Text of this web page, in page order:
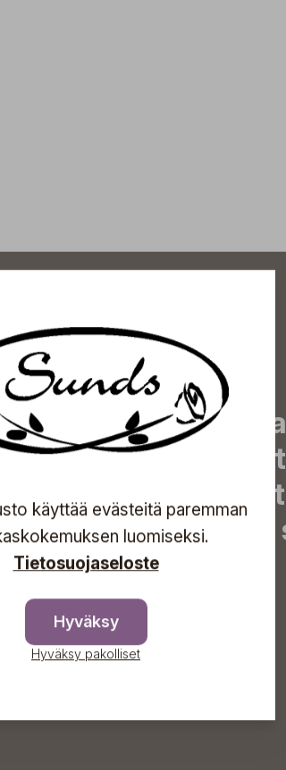
uutiskirjeemme
eksklusiiviset
vinkit sekä
suoraan
käyttää evästeitä paremman
luomiseksi.
Tietosuojaseloste
Hyväksy
Hyväksy pakolliset